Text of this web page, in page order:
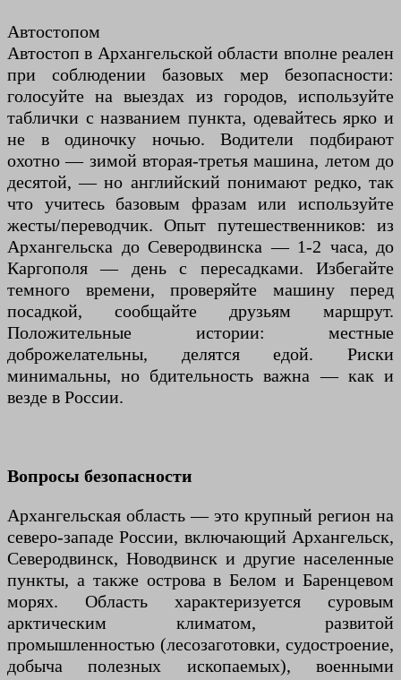
Автостопом
Автостоп в Архангельской области вполне реален
при соблюдении базовых мер безопасности:
голосуйте на выездах из городов, используйте
таблички с названием пункта, одевайтесь ярко и
не в одиночку ночью. Водители подбирают
охотно — зимой вторая-третья машина, летом до
десятой, — но английский понимают редко, так
что учитесь базовым фразам или используйте
жесты/переводчик. Опыт путешественников: из
Архангельска до Северодвинска — 1-2 часа, до
Каргополя — день с пересадками. Избегайте
темного времени, проверяйте машину перед
посадкой, сообщайте друзьям маршрут.
Положительные истории: местные
доброжелательны, делятся едой. Риски
минимальны, но бдительность важна — как и
везде в России.
Вопросы безопасности
Архангельская область — это крупный регион на
северо-западе России, включающий Архангельск,
Северодвинск, Новодвинск и другие населенные
пункты, а также острова в Белом и Баренцевом
морях. Область характеризуется суровым
арктическим климатом, развитой
промышленностью (лесозаготовки, судостроение,
добыча полезных ископаемых), военными